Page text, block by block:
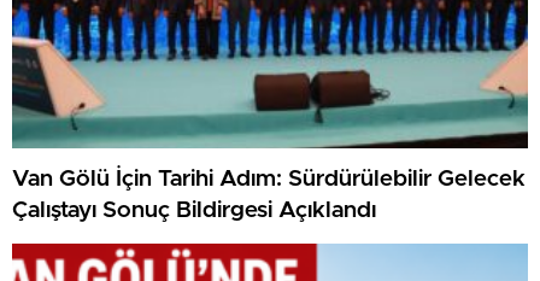
Van Gölü İçin Tarihi Adım: Sürdürülebilir Gelecek
Çalıştayı Sonuç Bildirgesi Açıklandı